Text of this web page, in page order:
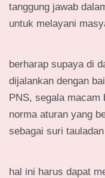
tanggung jawab
untuk melayani
berharap supaya di
dijalankan dengan
PNS, segala macam
norma aturan yang
sebagai suri
hal ini harus dapat